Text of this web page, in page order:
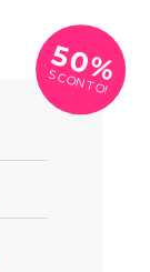
50%
SCONTO!